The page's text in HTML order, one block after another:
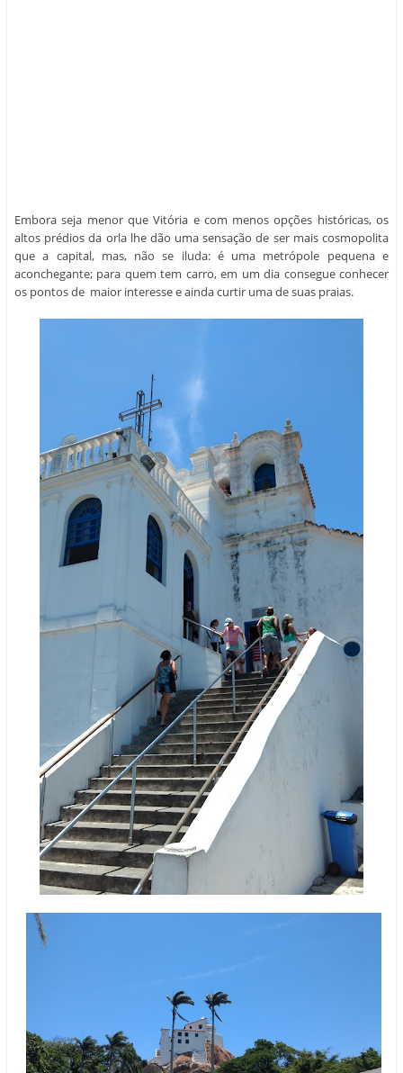
Embora seja menor que Vitória e com menos opções históricas, os
altos prédios da orla lhe dão uma sensação de ser mais cosmopolita
que a capital, mas, não se iluda: é uma metrópole pequena e
aconchegante; para quem tem carro, em um dia consegue conhecer
os pontos de maior interesse e ainda curtir uma de suas praias.